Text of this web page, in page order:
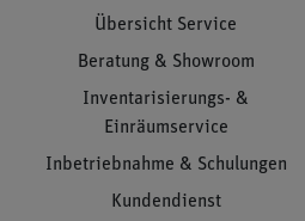
Übersicht Service
Beratung & Showroom
Inventarisierungs- &
Einräumservice
Inbetriebnahme & Schulungen
Kundendienst